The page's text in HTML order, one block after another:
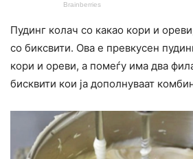
Пудинг колач со какао кори и
со биксвити. Ова е превкусен
кори и ореви, а помеѓу има два
бисквити кои ја дополнуваат